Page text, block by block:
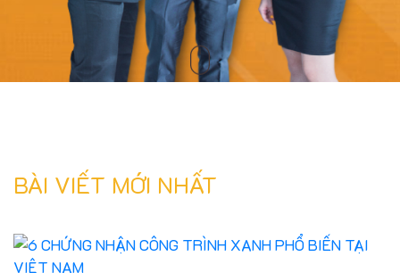
BÀI VIẾT MỚI NHẤT